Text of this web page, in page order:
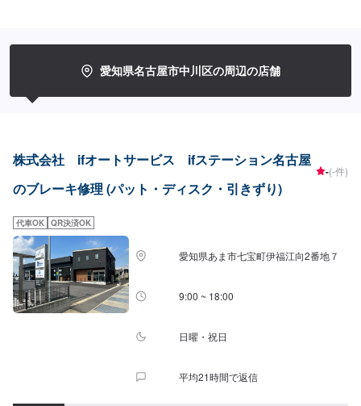
愛知県名古屋市中川区の周辺の店舗
株式会社 ifオートサービス ifステーション名古屋
のブレーキ修理 (パット・ディスク・引きずり)
-(-件)
代車OK QR決済OK
愛知県あま市七宝町伊福江向2番地７
9:00 ~ 18:00
日曜・祝日
平均21時間で返信